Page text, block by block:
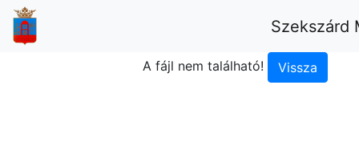
Szekszárd
A fájl nem található!